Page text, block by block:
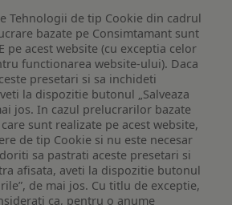
Tehnologii de tip Cookie din cadrul
bazate pe Consimtamant sunt
pe acest website (cu exceptia celor
functionarea website-ului). Daca
presetari si sa inchideti
la dispozitie butonul „Salveaza
jos. In cazul prelucrarilor bazate
sunt realizate pe acest website,
de tip Cookie si nu este necesar
sa pastrati aceste presetari si
afisata, aveti la dispozitie butonul
de mai jos. Cu titlu de exceptie,
ca, pentru o anume